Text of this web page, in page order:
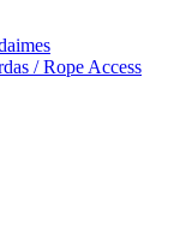
/ Rope Access